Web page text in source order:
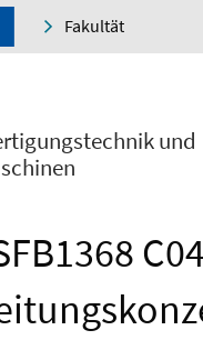
Fakultät
und